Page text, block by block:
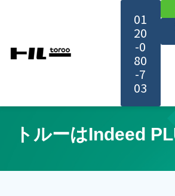
01
20
-0
80
-7
03
トルーはIndeed